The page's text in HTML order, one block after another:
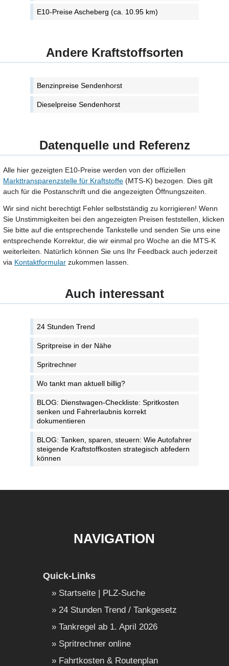
E10-Preise Ascheberg (ca. 10.95 km)
Andere Kraftstoffsorten
Benzinpreise Sendenhorst
Dieselpreise Sendenhorst
Datenquelle und Referenz
Alle hier gezeigten E10-Preise werden von der offiziellen
Markttransparenzstelle für Kraftstoffe (MTS-K) bezogen. Dies gilt
auch für die Postanschrift und die angezeigten Öffnungszeiten.
Wir sind nicht berechtigt Fehler selbstständig zu korrigieren! Wenn
Sie Unstimmigkeiten bei den angezeigten Preisen feststellen, klicken
Sie bitte auf die entsprechende Tankstelle und senden Sie uns eine
entsprechende Korrektur, die wir einmal pro Woche an die MTS-K
weiterleiten. Natürlich können Sie uns Ihr Feedback auch jederzeit
via Kontaktformular zukommen lassen.
Auch interessant
24 Stunden Trend
Spritpreise in der Nähe
Spritrechner
Wo tankt man aktuell billig?
BLOG: Dienstwagen-Checkliste: Spritkosten
senken und Fahrerlaubnis korrekt
dokumentieren
BLOG: Tanken, sparen, steuern: Wie Autofahrer
steigende Kraftstoffkosten strategisch abfedern
können
NAVIGATION
Quick-Links
Startseite | PLZ-Suche
24 Stunden Trend / Tankgesetz
Tankregel ab 1. April 2026
Spritrechner online
Fahrtkosten & Routenplan